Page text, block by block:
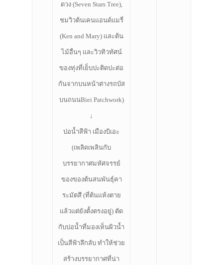
ดวง (Seven Stars Tree),
ชมวิวต้นเคนแอนด์แมรี่
(Ken and Mary) และต้น
ไม้อื่นๆ และวิวทิวทัศน์
ของทุ่งที่เย็บปะติดปะต่อ
กันจากบนหน้าต่างรถบัส
บนถนนBiei Patchwork)
↓
บ่อน้ำสีฟ้า เมืองบิเอะ
(เพลิดเพลินกับ
บรรยากาศมหัศจรรย์
ของของต้นสนพันธุ์คา
ระมัตสึ (ที่ต้นแห้งตาย
แล้วแต่ยังตั้งตรงอยู่) ตัด
กับบ่อน้ำที่มองเห็นผิวน้ำ
เป็นสีฟ้าลึกลับ ทำให้ช่วย
สร้างบรรยากาศที่น่า